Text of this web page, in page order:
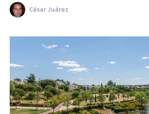
César Juárez